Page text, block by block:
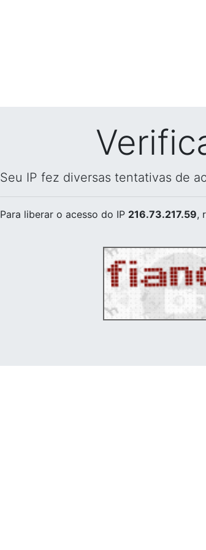
Seu IP fez diversas tentativas de
Para liberar o acesso do IP 216.73.217.59,